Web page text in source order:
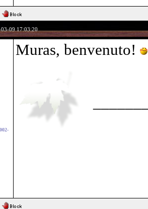
09 17:03:20
Muras, benvenuto!